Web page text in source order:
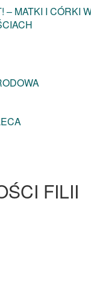
– MATKI I CÓRKI
FILII